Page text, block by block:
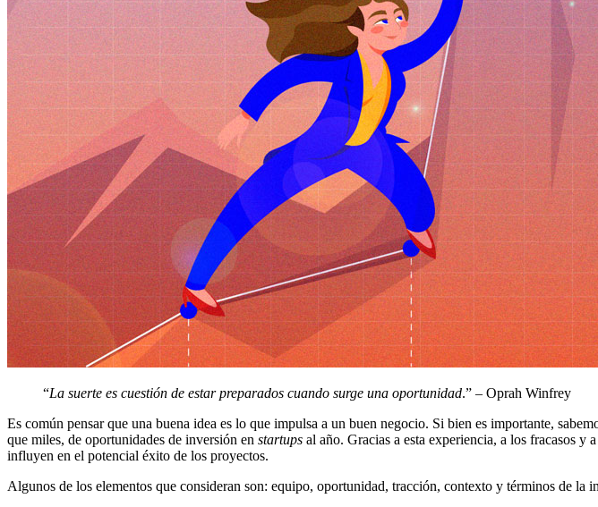
“La suerte es cuestión de estar preparados cuando surge una oportunidad.” – Oprah Winfrey
Es común pensar que una buena idea es lo que impulsa a un buen negocio. Si bien es importante,
que miles, de oportunidades de inversión en startups al año. Gracias a esta experiencia, a los fracasos y
influyen en el potencial éxito de los proyectos.
Algunos de los elementos que consideran son: equipo, oportunidad, tracción, contexto y términos de la